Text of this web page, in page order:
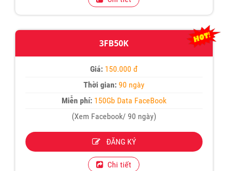
3FB50K
Giá: 150.000 đ
Thời gian: 90 ngày
Miễn phí:150Gb Data FaceBook
(Xem Facebook/ 90 ngày)
ĐĂNG KÝ
Chi tiết